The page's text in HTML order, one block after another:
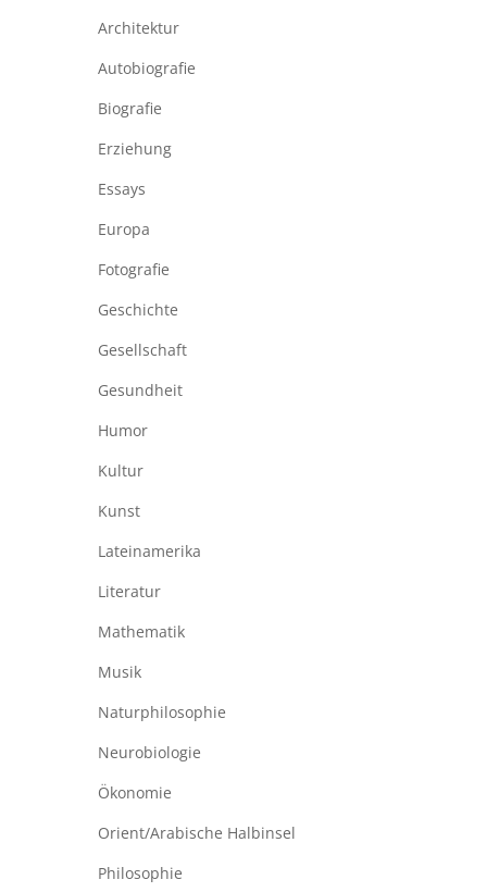
Architektur
Autobiografie
Biografie
Erziehung
Essays
Europa
Fotografie
Geschichte
Gesellschaft
Gesundheit
Humor
Kultur
Kunst
Lateinamerika
Literatur
Mathematik
Musik
Naturphilosophie
Neurobiologie
Ökonomie
Orient/Arabische Halbinsel
Philosophie